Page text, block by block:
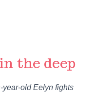
the deep
year-old Eelyn fights